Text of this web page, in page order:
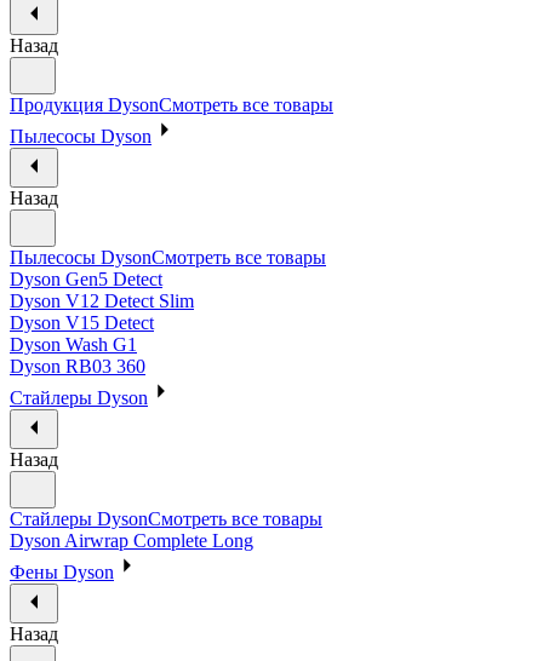
Назад
Продукция DysonСмотреть все товары
Пылесосы Dyson
Назад
Пылесосы DysonСмотреть все товары
Dyson Gen5 Detect
Dyson V12 Detect Slim
Dyson V15 Detect
Dyson Wash G1
Dyson RB03 360
Стайлеры Dyson
Назад
Стайлеры DysonСмотреть все товары
Dyson Airwrap Complete Long
Фены Dyson
Назад